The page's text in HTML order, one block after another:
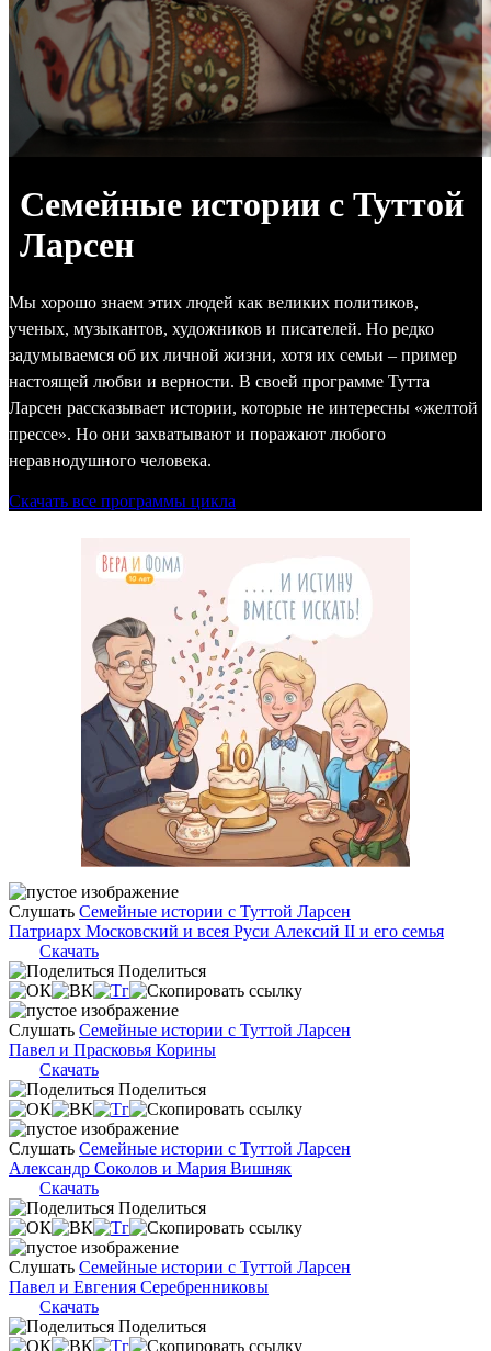
Семейные истории с Туттой
Ларсен
Мы хорошо знаем этих людей как великих политиков,
ученых, музыкантов, художников и писателей. Но редко
задумываемся об их личной жизни, хотя их семьи – пример
настоящей любви и верности. В своей программе Тутта
Ларсен рассказывает истории, которые не интересны «желтой
прессе». Но они захватывают и поражают любого
неравнодушного человека.
Скачать все программы цикла
Слушать Семейные истории с Туттой Ларсен
Патриарх Московский и всея Руси Алексий II и его семья
Скачать
Поделиться
Слушать Семейные истории с Туттой Ларсен
Павел и Прасковья Корины
Скачать
Поделиться
Слушать Семейные истории с Туттой Ларсен
Александр Соколов и Мария Вишняк
Скачать
Поделиться
Слушать Семейные истории с Туттой Ларсен
Павел и Евгения Серебренниковы
Скачать
Поделиться